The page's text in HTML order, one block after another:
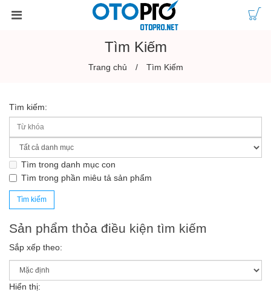
Tìm Kiếm
Trang chủ Tìm Kiếm
Tìm kiếm:
Tìm trong danh mục con
Tìm trong phần miêu tả sản phẩm
Sản phẩm thỏa điều kiện tìm kiếm
Sắp xếp theo:
Hiển thị: